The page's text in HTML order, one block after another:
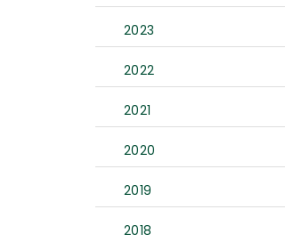
2023
2022
2021
2020
2019
2018